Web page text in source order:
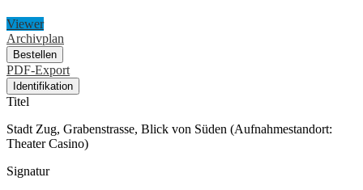
Viewer
Archivplan
Bestellen
PDF-Export
Identifikation
Titel
Stadt Zug, Grabenstrasse, Blick von Süden (Aufnahmestandort:
Theater Casino)
Signatur